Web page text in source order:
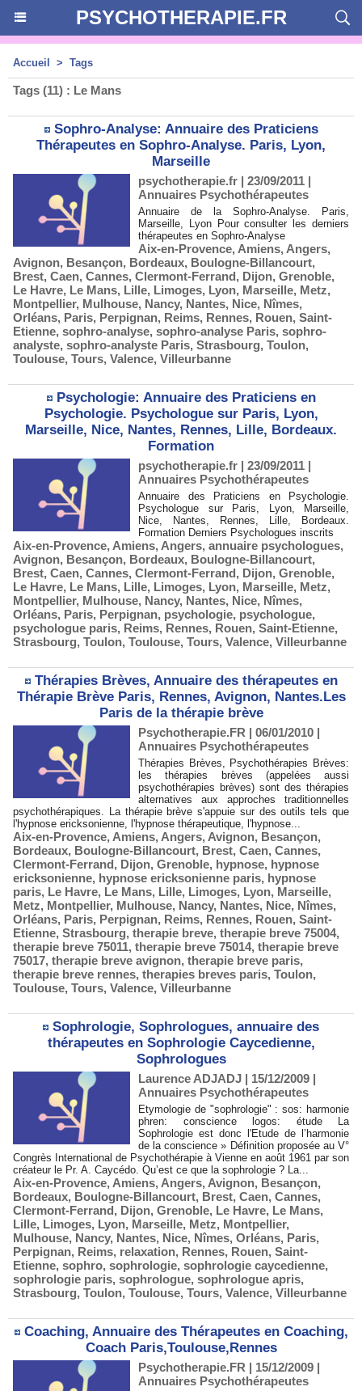
PSYCHOTHERAPIE.FR
Accueil > Tags
Tags (11) : Le Mans
Sophro-Analyse: Annuaire des Praticiens
Thérapeutes en Sophro-Analyse. Paris, Lyon,
Marseille
psychotherapie.fr | 23/09/2011 |
Annuaires Psychothérapeutes
Annuaire de la Sophro-Analyse. Paris,
Marseille, Lyon Pour consulter les derniers
thérapeutes en Sophro-Analyse
Aix-en-Provence, Amiens, Angers,
Avignon, Besançon, Bordeaux, Boulogne-Billancourt,
Brest, Caen, Cannes, Clermont-Ferrand, Dijon, Grenoble,
Le Havre, Le Mans, Lille, Limoges, Lyon, Marseille, Metz,
Montpellier, Mulhouse, Nancy, Nantes, Nice, Nîmes,
Orléans, Paris, Perpignan, Reims, Rennes, Rouen, Saint-
Etienne, sophro-analyse, sophro-analyse Paris, sophro-
analyste, sophro-analyste Paris, Strasbourg, Toulon,
Toulouse, Tours, Valence, Villeurbanne
Psychologie: Annuaire des Praticiens en
Psychologie. Psychologue sur Paris, Lyon,
Marseille, Nice, Nantes, Rennes, Lille, Bordeaux.
Formation
psychotherapie.fr | 23/09/2011 |
Annuaires Psychothérapeutes
Annuaire des Praticiens en Psychologie.
Psychologue sur Paris, Lyon, Marseille,
Nice, Nantes, Rennes, Lille, Bordeaux.
Formation Derniers Psychologues inscrits
Aix-en-Provence, Amiens, Angers, annuaire psychologues,
Avignon, Besançon, Bordeaux, Boulogne-Billancourt,
Brest, Caen, Cannes, Clermont-Ferrand, Dijon, Grenoble,
Le Havre, Le Mans, Lille, Limoges, Lyon, Marseille, Metz,
Montpellier, Mulhouse, Nancy, Nantes, Nice, Nîmes,
Orléans, Paris, Perpignan, psychologie, psychologue,
psychologue paris, Reims, Rennes, Rouen, Saint-Etienne,
Strasbourg, Toulon, Toulouse, Tours, Valence, Villeurbanne
Thérapies Brèves, Annuaire des thérapeutes en
Thérapie Brève Paris, Rennes, Avignon, Nantes.Les
Paris de la thérapie brève
Psychotherapie.FR | 06/01/2010 |
Annuaires Psychothérapeutes
Thérapies Brèves, Psychothérapies Brèves:
les thérapies brèves (appelées aussi
psychothérapies brèves) sont des thérapies
alternatives aux approches traditionnelles
psychothérapiques. La thérapie brève s'appuie sur des outils tels que
l'hypnose ericksonienne, l'hypnose thérapeutique, l'hypnose...
Aix-en-Provence, Amiens, Angers, Avignon, Besançon,
Bordeaux, Boulogne-Billancourt, Brest, Caen, Cannes,
Clermont-Ferrand, Dijon, Grenoble, hypnose, hypnose
ericksonienne, hypnose ericksonienne paris, hypnose
paris, Le Havre, Le Mans, Lille, Limoges, Lyon, Marseille,
Metz, Montpellier, Mulhouse, Nancy, Nantes, Nice, Nîmes,
Orléans, Paris, Perpignan, Reims, Rennes, Rouen, Saint-
Etienne, Strasbourg, therapie breve, therapie breve 75004,
therapie breve 75011, therapie breve 75014, therapie breve
75017, therapie breve avignon, therapie breve paris,
therapie breve rennes, therapies breves paris, Toulon,
Toulouse, Tours, Valence, Villeurbanne
Sophrologie, Sophrologues, annuaire des
thérapeutes en Sophrologie Caycedienne,
Sophrologues
Laurence ADJADJ | 15/12/2009 |
Annuaires Psychothérapeutes
Etymologie de "sophrologie" : sos: harmonie
phren: conscience logos: étude La
Sophrologie est donc l'Etude de l’harmonie
de la conscience » Définition proposée au V°
Congrès International de Psychothérapie à Vienne en août 1961 par son
créateur le Pr. A. Caycédo. Qu’est ce que la sophrologie ? La...
Aix-en-Provence, Amiens, Angers, Avignon, Besançon,
Bordeaux, Boulogne-Billancourt, Brest, Caen, Cannes,
Clermont-Ferrand, Dijon, Grenoble, Le Havre, Le Mans,
Lille, Limoges, Lyon, Marseille, Metz, Montpellier,
Mulhouse, Nancy, Nantes, Nice, Nîmes, Orléans, Paris,
Perpignan, Reims, relaxation, Rennes, Rouen, Saint-
Etienne, sophro, sophrologie, sophrologie caycedienne,
sophrologie paris, sophrologue, sophrologue apris,
Strasbourg, Toulon, Toulouse, Tours, Valence, Villeurbanne
Coaching, Annuaire des Thérapeutes en Coaching,
Coach Paris,Toulouse,Rennes
Psychotherapie.FR | 15/12/2009 |
Annuaires Psychothérapeutes